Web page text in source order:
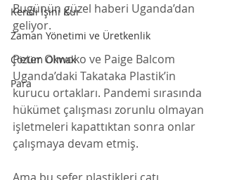
Kendi İşini Kur
Zaman Yönetimi ve Üretkenlik
Çözüm Olmak
Para
Bugünün güzel haberi Uganda’dan
geliyor.
Peter Okwoko ve Paige Balcom
Uganda’daki Takataka Plastik’in
kurucu ortakları. Pandemi sırasında
hükümet çalışması zorunlu olmayan
işletmeleri kapattıktan sonra onlar
çalışmaya devam etmiş.